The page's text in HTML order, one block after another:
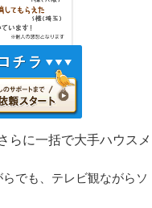
らに一括で大手ハウスメ
でも、テレビ観ながらソ